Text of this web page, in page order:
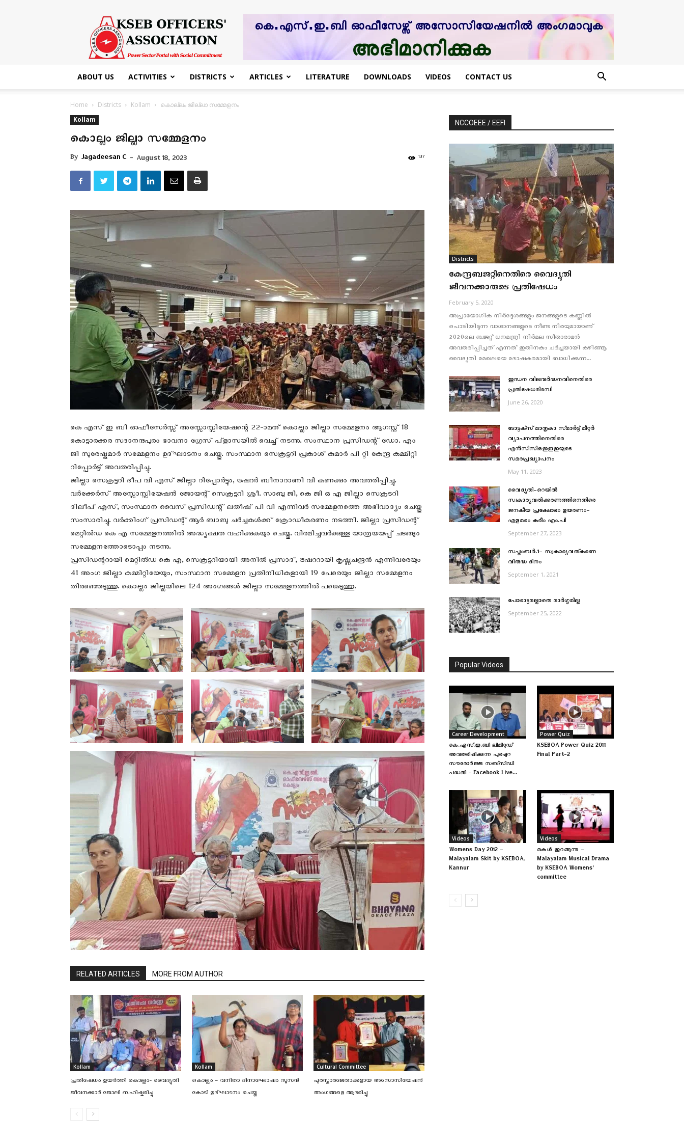
KSEB
Officers'
Association
ABOUT US ACTIVITIES DISTRICTS ARTICLES LITERATURE DOWNLOADS VIDEOS CONTACT US
Home Districts Kollam
കൊല്ലം ജില്ലാ സമ്മേളനം
Kollam
കൊല്ലം ജില്ലാ സമ്മേളനം
By Jagadeesan C - August 18, 2023 137
കെ എസ് ഇ ബി ഓഫീസേർസ്സ് അസ്സോസ്സിയേഷന്റെ 22-ാമത് കൊല്ലം ജില്ലാ സമ്മേളനം ആഗസ്റ്റ് 18
കൊട്ടാരക്കര സദാനന്ദപുരം ഭാവനാ ഗ്രേസ് പ്ളാസയിൽ വെച്ച് നടന്നു. സംസ്ഥാന പ്രസിഡന്റ് ഡോ. എം
ജി സുരേഷ്കുമാർ സമ്മേളനം ഉദ്ഘാടനം ചെയ്തു. സംസ്ഥാന സെക്രട്ടറി പ്രകാശ് കുമാർ പി റ്റി കേന്ദ്ര കമ്മിറ്റി
റിപ്പോർട്ട് അവതരിപ്പിച്ചു.
ജില്ലാ സെക്രട്ടറി ദീപ വി എസ് ജില്ലാ റിപ്പോർട്ടും, ട്രഷറർ ബീനാറാണി വി കണക്കും അവതരിപ്പിച്ചു.
വർക്കേർസ് അസ്സോസ്സിയേഷൻ ജോയന്റ് സെക്രട്ടറി ശ്രീ. സാബു ജി, കെ ജി ഒ എ ജില്ലാ സെക്രടറി
ദിലീപ് എസ്, സംസ്ഥാന വൈസ് പ്രസിഡന്റ് ലതീഷ് പി വി എന്നിവർ സമ്മേളനത്തെ അഭിവാദ്യം ചെയ്തു
സംസാരിച്ചു. വർക്കിംഗ് പ്രസിഡന്റ് ആർ ബാബു ചർച്ചകൾക്ക് ക്രോഡീകരണം നടത്തി. ജില്ലാ പ്രസിഡന്റ്
മെറ്റിൽഡ കെ എ സമ്മേളനത്തിൽ അദ്ധ്യക്ഷത വഹിക്കുകയും ചെയ്തു. വിരമിച്ചവർക്കുള്ള യാത്രയയപ്പ് ചടങ്ങും
സമ്മേളനത്തോടൊപ്പം നടന്നു.
പ്രസിഡന്ററായി മെറ്റിൽഡ കെ എ, സെക്രട്ടറിയായി അനിൽ പ്രസാദ്, ട്രഷററായി കൃഷ്ണചന്ദ്രൻ എന്നിവരേയും
41 അംഗ ജില്ലാ കമ്മിറ്റിയേയും, സംസ്ഥാന സമ്മേളന പ്രതിനിധികളായി 19 പേരെയും ജില്ലാ സമ്മേളനം
തിരഞ്ഞെടുത്തു. കൊല്ലം ജില്ലയിലെ 124 അംഗങ്ങൾ ജില്ലാ സമ്മേളനത്തിൽ പങ്കെടുത്തു.
RELATED ARTICLES MORE FROM AUTHOR
Kollam
പ്രതിഷേധം ഉയര്‍ത്തി കൊല്ലം- വൈദ്യുതി
ജീവനക്കാര്‍ ജോലി ബഹിഷ്കരിച്ചു
Kollam
കൊല്ലം – വനിതാ ദിനാഘോഷം സൂസൻ
കോടി ഉദ്ഘാടനം ചെയ്തു
Cultural Committee
പുരസ്കാരജേതാക്കളായ അസോസിയേഷന്‍
അംഗങ്ങളെ ആദരിച്ചു
NCCOEEE / EEFI
Districts
കേന്ദ്രബജറ്റിനെതിരെ വൈദ്യുതി
ജീവനക്കാരുടെ പ്രതിഷേധം
February 5, 2020
അപ്രായോഗിക നിര്‍ദ്ദേശങ്ങളും ജനങ്ങളുടെ കണ്ണില്‍
പൊടിയിടുന്ന വാഗ്ദാനങ്ങളുടെ നീണ്ട നിരയുമായാണ്
2020ലെ ബജറ്റ് ധനമന്ത്രി നിര്‍മല സീതാരാമന്‍
അവതരിപ്പിച്ചത് എന്നത് ഇതിനകം ചര്‍ച്ചയായി കഴിഞ്ഞു.
വൈദ്യുതി മേഖലയെ ദോഷകരമായി ബാധിക്കുന്ന...
ഇന്ധന വിലവര്‍ദ്ധനവിനെതിരെ
പ്രതിഷേധമിരമ്പി
June 26, 2020
ടോട്ടക്‌സ്‌ മാതൃകാ സ്‌മാർട്ട്‌ മീറ്റർ
വ്യാപനത്തിനെതിരെ
എൻസിസിഒഇഇഇയുടെ
സമരപ്രഖ്യാപനം
May 11, 2023
വൈദ്യുതി-റെയില്‍
സ്വകാര്യവല്‍ക്കരണത്തിനെതിരെ
ജനകീയ പ്രക്ഷോഭം ഉയരണം-
എളമരം കരീം എം.പി
September 27, 2023
സപ്തംബര്‍.1- സ്വകാര്യവത്കരണ
വിരുദ്ധ ദിനം
September 1, 2021
പോരാട്ടമല്ലാതെ മാര്‍ഗ്ഗമില്ല
September 25, 2022
Popular Videos
Career Development
കെ.എസ്.ഇ.ബി ലിമിറ്റഡ്
അവതരിപ്പിക്കുന്ന പുരപ്പുറ
സൗരോർജ്ജ സബ്‌സിഡി
പദ്ധതി – Facebook Live...
Power Quiz
KSEBOA Power Quiz 2011
Final Part-2
Videos
Womens Day 2012 –
Malayalam Skit by KSEBOA,
Kannur
Videos
മകള്‍ ഇറങ്ങുന്നു –
Malayalam Musical Drama
by KSEBOA Womens’
committee